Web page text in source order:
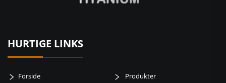
HURTIGE LINKS
Forside Produkter